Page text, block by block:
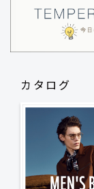
カタログ